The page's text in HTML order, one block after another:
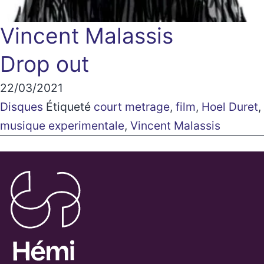
Vincent Malassis
Drop out
22/03/2021
Disques Étiqueté court metrage, film, Hoel Duret,
musique experimentale, Vincent Malassis